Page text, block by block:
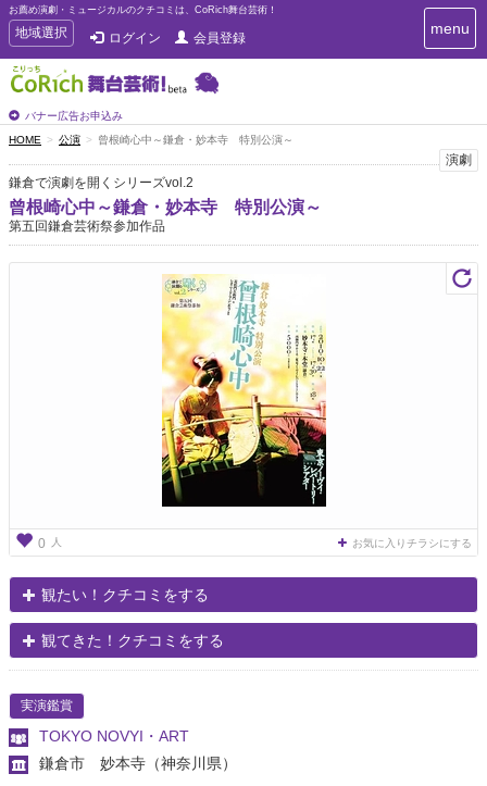
お薦め演劇・ミュージカルのクチコミは、CoRich舞台芸術！
T
o
g
g
e
n
a
v
i
g
a
地域選択 ログイン 会員登録
バナー広告お申込み
T
o
g
a
menu
HOME 公演 曾根崎心中～鎌倉・妙本寺 特別公演～
演劇
鎌倉で演劇を開くシリーズvol.2
曾根崎心中～鎌倉・妙本寺 特別公演～
第五回鎌倉芸術祭参加作品
0 人 お気に入りチラシにする
観たい！クチコミをする
観てきた！クチコミをする
実演鑑賞
TOKYO NOVYI・ART
鎌倉市 妙本寺 （神奈川県）